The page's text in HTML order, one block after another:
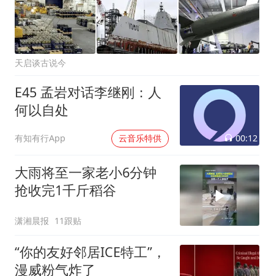
天启谈古说今
E45 孟岩对话李继刚：人
何以自处
有知有行App 云音乐特供 00:12
大雨将至一家老小6分钟
抢收完1千斤稻谷
潇湘晨报 11跟贴
“你的友好邻居ICE特工”，
漫威粉气炸了